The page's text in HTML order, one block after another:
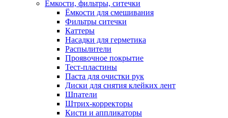
Емкости, фильтры, ситечки
Ёмкости для смешивания
Фильтры ситечки
Каттеры
Насадки для герметика
Распылители
Проявочное покрытие
Тест-пластины
Паста для очистки рук
Диски для снятия клейких лент
Шпатели
Штрих-корректоры
Кисти и аппликаторы